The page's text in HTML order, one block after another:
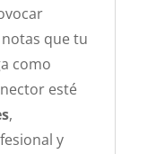
que tu
como
esté
,
y